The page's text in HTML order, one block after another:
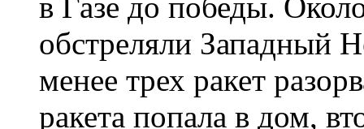
обстреляли Западный
менее трех ракет
ракета попала в дом,